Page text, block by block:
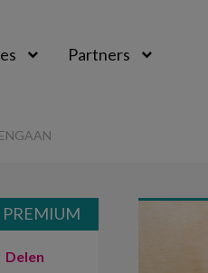
Partners
Delen
PREMIUM